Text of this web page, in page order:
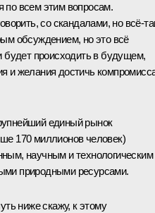
по всем этим вопросам.
со скандалами, но
обсуждением, но это всё
будет происходить в будущем,
и желания достичь
единый рынок
170 миллионов человек)
научным и технологическим
природными ресурсами.
ниже скажу, к этому